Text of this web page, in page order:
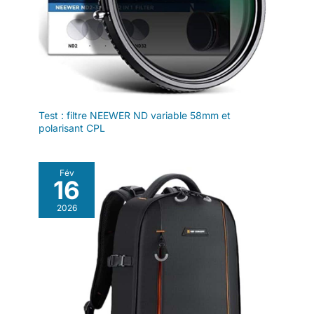
s'associent pour un
suivi plus intelligent
et plus stable. Votre
sujet peut se
déplacer plus
librement et même
les actions rapides en
gros plan restent
magnétique pour
gamme DJI OM 7, etc.
Réalisez un suivi
précis et stable avec
ce design tout-en-un
- un excellent choix
pour les créateurs de
contenu. En raison
d’un problème de
Mimo a été supprimée de
Google Play. Afin de garantir
une meilleure expérience
d’utilisation du produit,
connectez-vous au site Web
officiel de DJI pour télécharger
la dernière version de DJI
Mimo.
dernière version de DJI Mimo.
Test : filtre NEEWER ND variable 58mm et
polarisant CPL
Fév
16
2026